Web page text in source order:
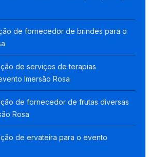
de fornecedor de brindes para o
de serviços de terapias
Imersão Rosa
de fornecedor de frutas diversas
Rosa
de ervateira para o evento